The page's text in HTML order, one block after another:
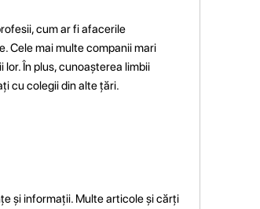
cum ar fi afacerile
Cele mai multe companii mari
În plus, cunoașterea limbii
cu colegii din alte țări.
și informații. Multe articole și cărți